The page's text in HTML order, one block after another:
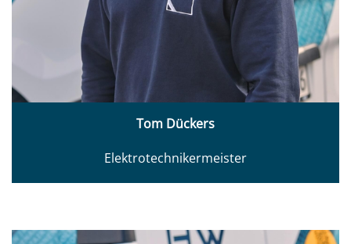
Tom Dückers
Elektrotechnikermeister